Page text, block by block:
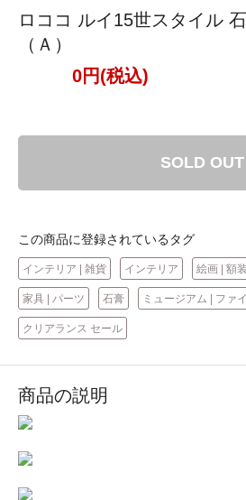
ロココ ルイ15世スタイル
（Ａ）
0円(税込)
SOLD OUT
この商品に登録されているタグ
インテリア | 雑貨 インテリア 絵画 | 額
家具 | パーツ 石膏 ミュージアム | ファ
クリアランス セール
商品の説明